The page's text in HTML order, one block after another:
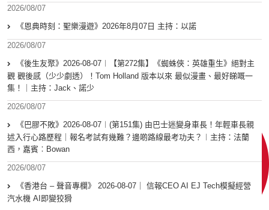
2026/08/07
《恩典時刻：聖樂漫遊》2026年8月07日 主持：以諾
2026/08/07
《後生友聚》2026-08-07︱【第272集】《蜘蛛俠：英雄重生》絕對主
觀 觀後感（少少劇透）！Tom Holland 版本以來 最似漫畫、最好睇嘅一
集！｜主持：Jack、諾少
2026/08/07
《巴膠不敗》2026-08-07︱(第151集) 由巴士迷變身車長！年輕車長親
述入行心路歷程｜報名考試有幾難？邊啲路線最考功夫？︱主持：法蘭
西，嘉賓︰Bowan
2026/08/07
《香港台 – 聲音專欄》 2026-08-07｜ 信報CEO AI EJ Tech模擬經營
汽水機 AI即變狡猾